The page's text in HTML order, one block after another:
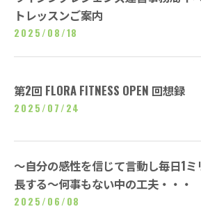
トレッスンご案内
2025/08/18
第2回 FLORA FITNESS OPEN 回想録
2025/07/24
～自分の感性を信じて言動し毎日1ミ
長する～何事もない中の工夫・・・
2025/06/08